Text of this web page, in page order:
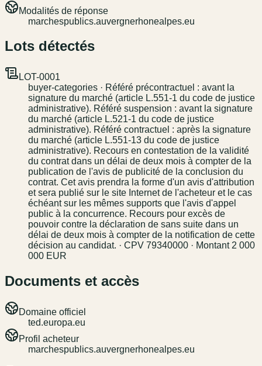
Modalités de réponse
marchespublics.auvergnerhonealpes.eu
Lots détectés
LOT-0001
buyer-categories · Référé précontractuel : avant la
signature du marché (article L.551-1 du code de justice
administrative). Référé suspension : avant la signature
du marché (article L.521-1 du code de justice
administrative). Référé contractuel : après la signature
du marché (article L.551-13 du code de justice
administrative). Recours en contestation de la validité
du contrat dans un délai de deux mois à compter de la
publication de l'avis de publicité de la conclusion du
contrat. Cet avis prendra la forme d'un avis d'attribution
et sera publié sur le site Internet de l'acheteur et le cas
échéant sur les mêmes supports que l'avis d'appel
public à la concurrence. Recours pour excès de
pouvoir contre la déclaration de sans suite dans un
délai de deux mois à compter de la notification de cette
décision au candidat. · CPV 79340000 · Montant 2 000
000 EUR
Documents et accès
Domaine officiel
ted.europa.eu
Profil acheteur
marchespublics.auvergnerhonealpes.eu